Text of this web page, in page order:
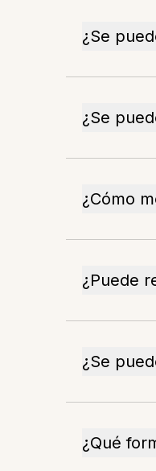
¿Se
¿Se
¿Cómo
¿Puede
¿Se
¿Qué